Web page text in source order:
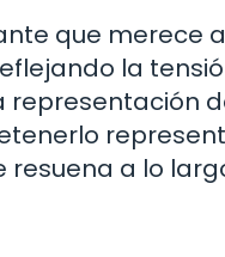
que merece
la
representación
resuena a lo